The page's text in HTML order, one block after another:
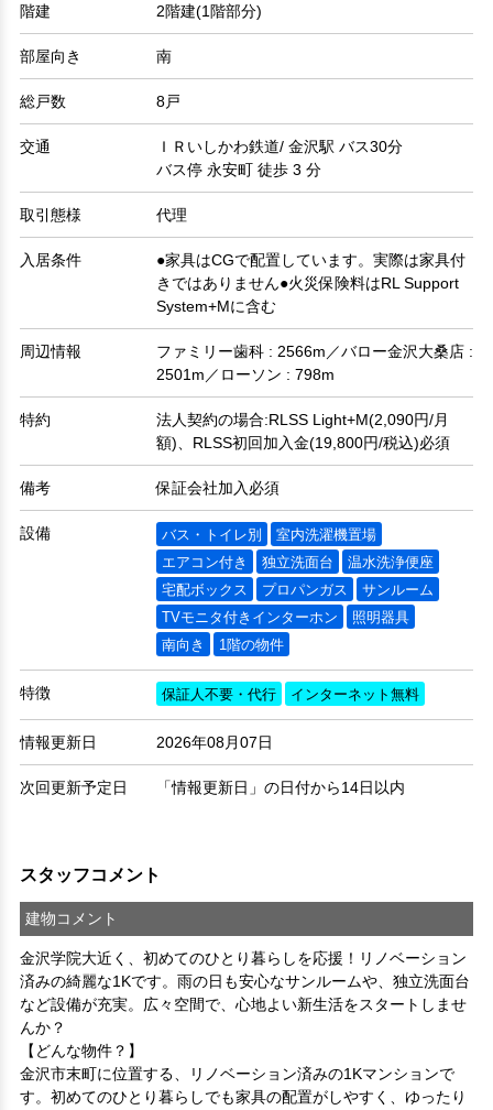
階建 2階建(1階部分)
部屋向き 南
総戸数 8戸
交通
ＩＲいしかわ鉄道/ 金沢駅 バス30分
バス停 永安町 徒歩 3 分
取引態様 代理
入居条件
●家具はCGで配置しています。実際は家具付
きではありません●火災保険料はRL Support
System+Mに含む
周辺情報
ファミリー歯科 : 2566m／バロー金沢大桑店 :
2501m／ローソン : 798m
特約
法人契約の場合:RLSS Light+M(2,090円/月
額)、RLSS初回加入金(19,800円/税込)必須
備考 保証会社加入必須
設備 バス・トイレ別
室内洗濯機置場
エアコン付き
独立洗面台
温水洗浄便座
宅配ボックス
プロパンガス
サンルーム
TVモニタ付きインターホン
照明器具
南向き
1階の物件
特徴 保証人不要・代行 インターネット無料
情報更新日 2026年08月07日
次回更新予定日 「情報更新日」の日付から14日以内
スタッフコメント
建物コメント
金沢学院大近く、初めてのひとり暮らしを応援！リノベーション
済みの綺麗な1Kです。雨の日も安心なサンルームや、独立洗面台
など設備が充実。広々空間で、心地よい新生活をスタートしませ
んか？
【どんな物件？】
金沢市末町に位置する、リノベーション済みの1Kマンションで
す。初めてのひとり暮らしでも家具の配置がしやすく、ゆったり